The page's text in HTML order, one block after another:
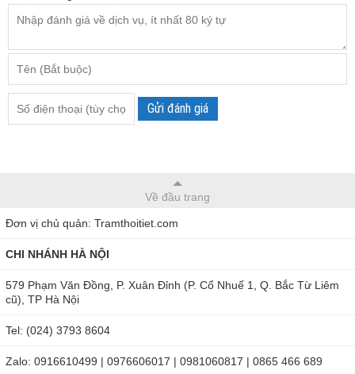
Gửi đánh giá
Về đầu trang
Đơn vị chủ quản: Tramthoitiet.com
CHI NHÁNH HÀ NỘI
579 Phạm Văn Đồng, P. Xuân Đỉnh (P. Cổ Nhuế 1, Q. Bắc Từ Liêm
cũ), TP Hà Nội
Tel: (024) 3793 8604
Zalo: 0916610499 | 0976606017 | 0981060817 | 0865 466 689